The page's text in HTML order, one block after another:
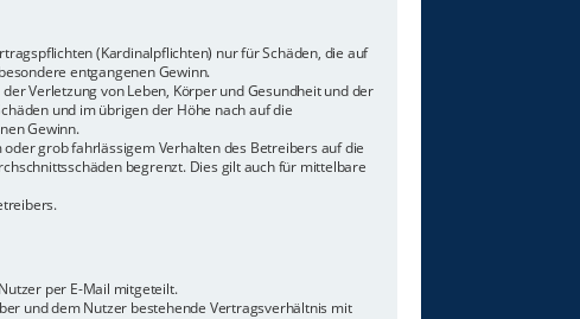
(Kardinalpflichten) nur für Schäden, die auf
entgangenen Gewinn.
Verletzung von Leben, Körper und Gesundheit und der
und im übrigen der Höhe nach auf die
Gewinn.
grob fahrlässigem Verhalten des Betreibers auf die
begrenzt. Dies gilt auch für mittelbare
per E-Mail mitgeteilt.
und dem Nutzer bestehende Vertragsverhältnis mit